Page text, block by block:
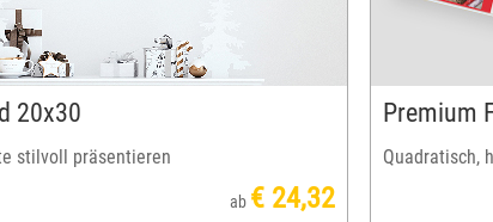
20x30
stilvoll präsentieren
ab € 24,32
Premium
Quadratisch,